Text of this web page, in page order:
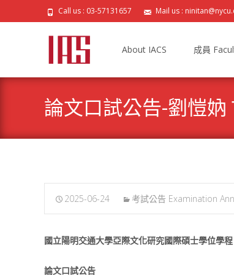
Call us : 03-57131657 Mail us :
About IACS 成員
論文口試公告-劉愷妠
2025-06-24 考試公告 Examination
國立陽明交通大學亞際文化研究國際碩士學位學程
論文口試公告